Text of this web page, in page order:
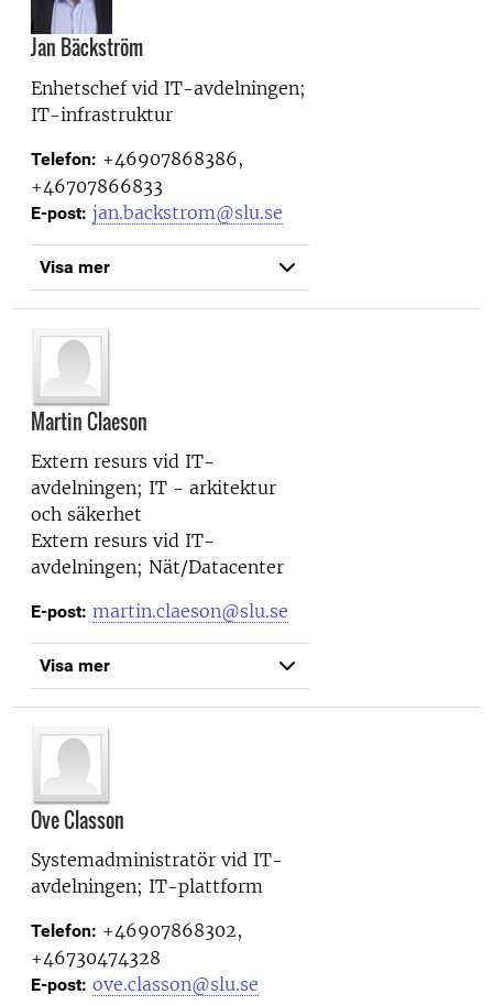
Jan Bäckström
Enhetschef vid IT-avdelningen;
IT-infrastruktur
Telefon: +46907868386,
+46707866833
E-post: jan.backstrom@slu.se
Visa mer
Martin Claeson
Extern resurs vid IT-
avdelningen; IT - arkitektur
och säkerhet
Extern resurs vid IT-
avdelningen; Nät/Datacenter
E-post: martin.claeson@slu.se
Visa mer
Ove Classon
Systemadministratör vid IT-
avdelningen; IT-plattform
Telefon: +46907868302,
+46730474328
E-post: ove.classon@slu.se